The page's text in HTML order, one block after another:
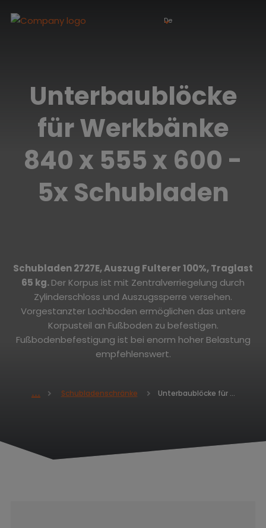
De
Unterbaublöcke
für Werkbänke
840 x 555 x 600 -
5x Schubladen
Schubladen 2727E, Auszug Fulterer100%, Traglast
65 kg.Der Korpus ist mit Zentralverriegelung durch
Zylinderschloss und Auszugssperre versehen.
Vorgestanzter Lochboden ermöglichen das untere
Korpusteil an Fußboden zu befestigen.
Fußbodenbefestigung ist bei enorm hoher Belastung
empfehlenswert.
Schubladenschränke Unterbaublöcke für Werkbänke 840 x 555 x 600 - 5x Schubladen